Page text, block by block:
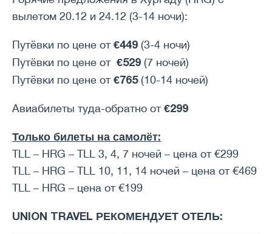
вылетом 20.12 и 24.12 (3-14 ночи):
Путёвки по цене от€449 (3-4 ночи)
Путёвки по цене от €529 (7 ночей)
Путёвки по цене от€765(10-14 ночей)
Авиабилеты туда-обратно от€299
Только билеты на самолёт:
TLL – HRG – TLL 3, 4, 7 ночей – цена от €299
TLL – HRG – TLL 10, 11, 14 ночей – цена от €469
TLL – HRG – цена от €199
UNION TRAVEL РЕКОМЕНДУЕТ ОТЕЛЬ: